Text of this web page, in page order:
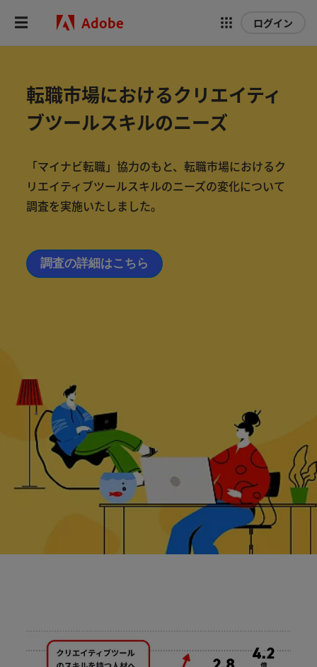
Adobe ログイン
転職市場におけるクリエイティ
ブツールスキルのニーズ
「マイナビ転職」協力のもと、転職市場におけるク
リエイティブツールスキルのニーズの変化について
調査を実施いたしました。
調査の詳細はこちら